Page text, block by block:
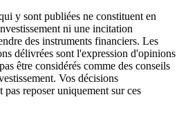
y sont publiées ne constituent en
ni une incitation
des instruments financiers. Les
délivrées sont l'expression d'opinions
être considérés comme des conseils
Vos décisions
reposer uniquement sur ces